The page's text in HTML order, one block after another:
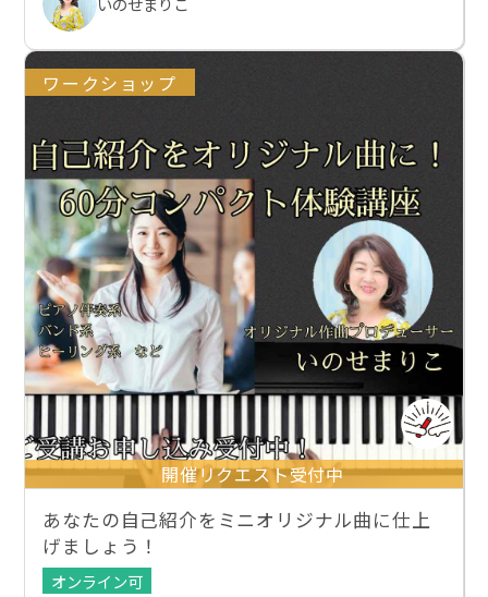
ワークショップ
開催リクエスト受付中
あなたの自己紹介をミニオリジナル曲に仕上
げましょう！
オンライン可